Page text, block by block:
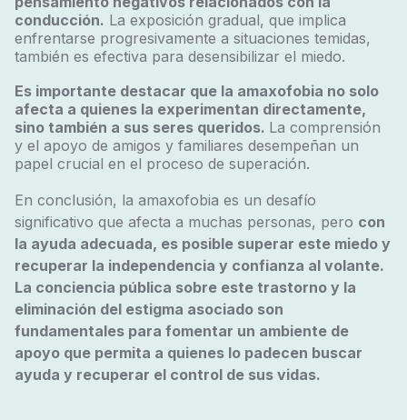
conducción. La exposición gradual, que implica
enfrentarse progresivamente a situaciones temidas,
también es efectiva para desensibilizar el miedo.
Es importante destacar que la amaxofobia no solo
afecta a quienes la experimentan directamente,
sino también a sus seres queridos. La comprensión
y el apoyo de amigos y familiares desempeñan un
papel crucial en el proceso de superación.
En conclusión, la amaxofobia es un desafío
significativo que afecta a muchas personas, pero con
la ayuda adecuada, es posible superar este miedo y
recuperar la independencia y confianza al volante.
La conciencia pública sobre este trastorno y la
eliminación del estigma asociado son
fundamentales para fomentar un ambiente de
apoyo que permita a quienes lo padecen buscar
ayuda y recuperar el control de sus vidas.